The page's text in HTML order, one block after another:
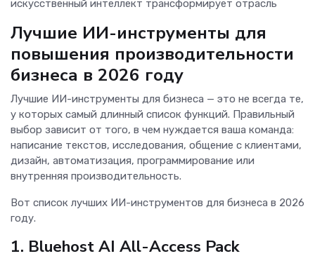
искусственный интеллект трансформирует отрасль
Лучшие ИИ-инструменты для
повышения производительности
бизнеса в 2026 году
Лучшие ИИ-инструменты для бизнеса — это не всегда те,
у которых самый длинный список функций. Правильный
выбор зависит от того, в чем нуждается ваша команда:
написание текстов, исследования, общение с клиентами,
дизайн, автоматизация, программирование или
внутренняя производительность.
Вот список лучших ИИ-инструментов для бизнеса в 2026
году.
1. Bluehost AI All-Access Pack